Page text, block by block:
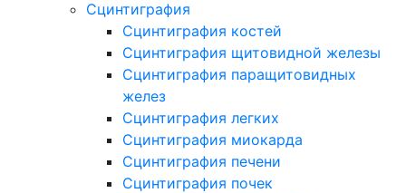
Сцинтиграфия
Сцинтиграфия костей
Сцинтиграфия щитовидной железы
Сцинтиграфия паращитовидных
желез
Сцинтиграфия легких
Сцинтиграфия миокарда
Сцинтиграфия печени
Сцинтиграфия почек